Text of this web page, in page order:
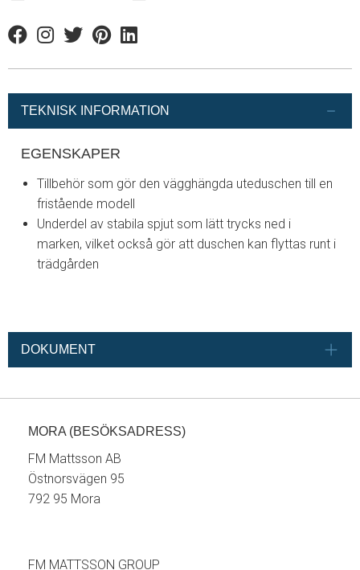
FacebookInstagram
TwitterPinterestLinkedin
TEKNISK INFORMATION
EGENSKAPER
Tillbehör som gör den vägghängda uteduschen till en
fristående modell
Underdel av stabila spjut som lätt trycks ned i
marken, vilket också gör att duschen kan flyttas runt i
trädgården
DOKUMENT
MORA (BESÖKSADRESS)
FM Mattsson AB
Östnorsvägen 95
792 95 Mora
FM MATTSSON GROUP